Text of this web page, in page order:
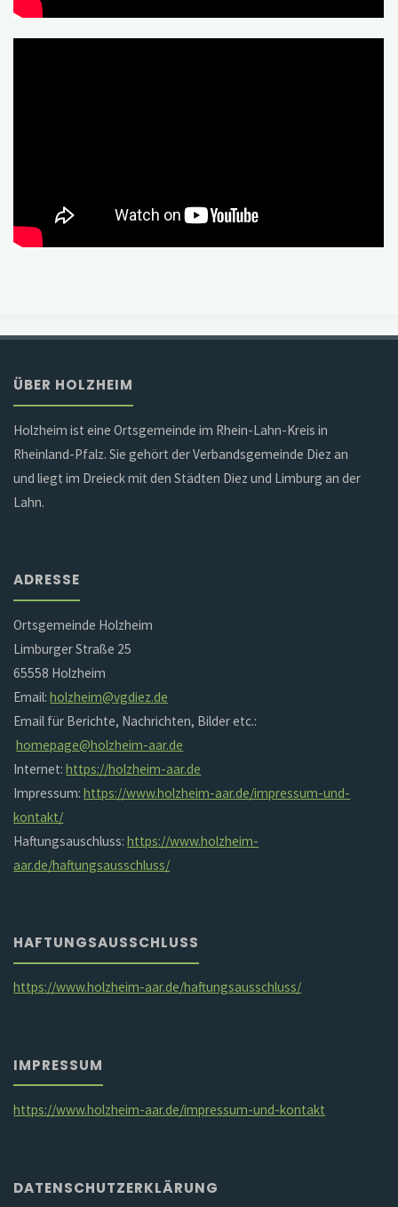
ÜBER HOLZHEIM
Holzheim ist eine Ortsgemeinde im Rhein-Lahn-Kreis in
Rheinland-Pfalz. Sie gehört der Verbandsgemeinde Diez an
und liegt im Dreieck mit den Städten Diez und Limburg an der
Lahn.
ADRESSE
Ortsgemeinde Holzheim
Limburger Straße 25
65558 Holzheim
Email:holzheim@vgdiez.de
Email für Berichte, Nachrichten, Bilder etc.:
homepage@holzheim-aar.de
Internet:https://holzheim-aar.de
Impressum:https://www.holzheim-aar.de/impressum-und-
kontakt/
Haftungsauschluss:https://www.holzheim-
aar.de/haftungsausschluss/
HAFTUNGSAUSSCHLUSS
https://www.holzheim-aar.de/haftungsausschluss/
IMPRESSUM
https://www.holzheim-aar.de/impressum-und-kontakt
DATENSCHUTZERKLÄRUNG